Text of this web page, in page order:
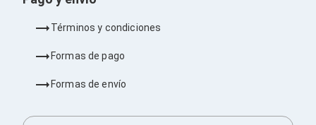
Barras de Sonido
Reproductores MP3 / MP4
Soportes
Proyección
Términos y condiciones
Formas de pago
Formas de envío